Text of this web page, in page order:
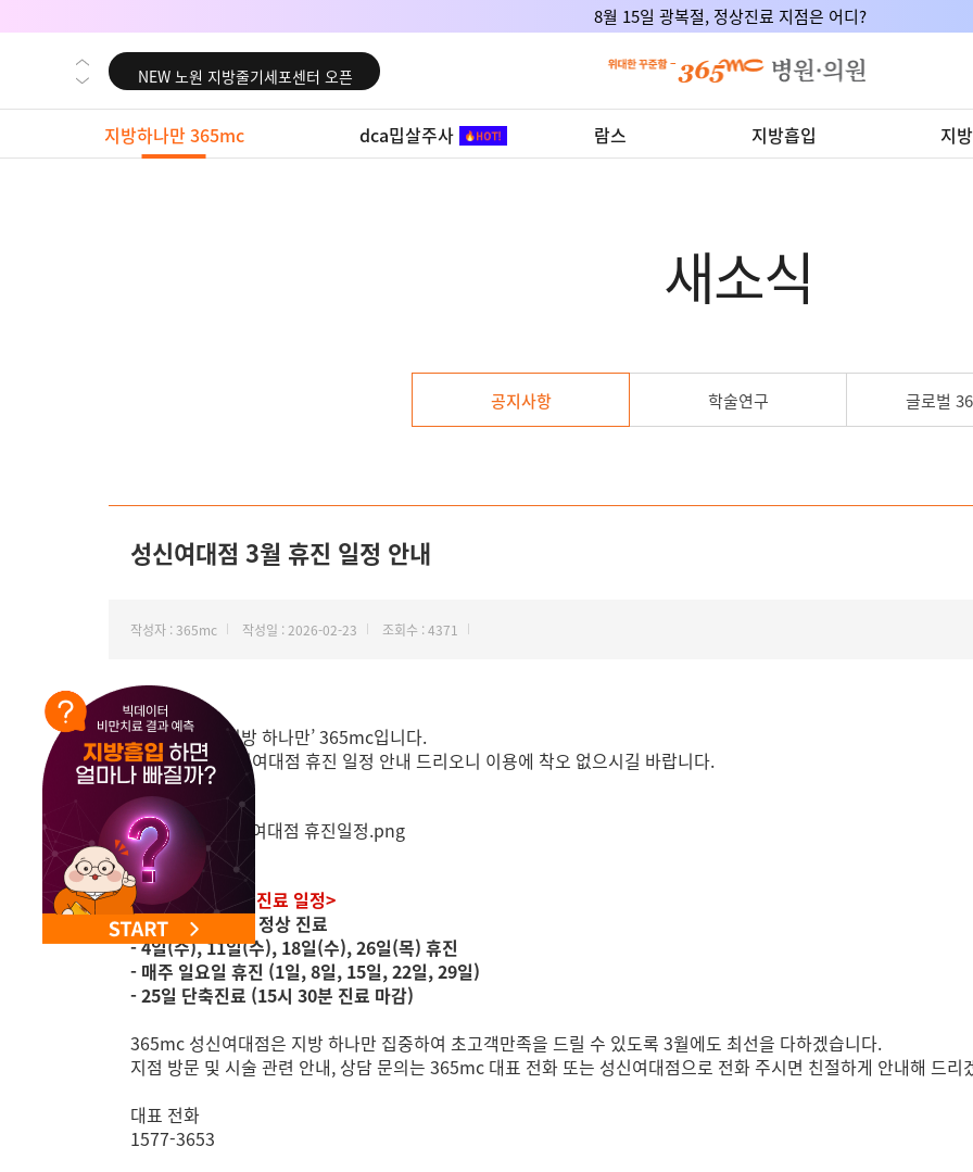
8월 15일 광복절, 정상진료 지점은 어디?
NEW 대전 지방줄기세포센터 오픈
NEW 노원 지방줄기세포센터 오픈
NEW 미국 LA점 오픈
NEW 부산 지방줄기세포센터 오픈
지방하나만 365mc dca밉살주사 람스 지방흡입 지
새소식
공지사항 학술연구 글로벌
성신여대점 3월 휴진 일정 안내
작성자 : 365mc 작성일 : 2026-02-23 조회수 : 4371
안녕하세요, ‘지방 하나만’ 365mc입니다.
3월 365mc 성신여대점 휴진 일정 안내 드리오니 이용에 착오 없으시길 바랍니다.
<성신여대점 3월 진료 일정>
- 대체 휴일 (2일) 정상 진료
- 4일(수), 11일(수), 18일(수), 26일(목) 휴진
- 매주 일요일 휴진 (1일, 8일, 15일, 22일, 29일)
- 25일 단축진료 (15시 30분 진료 마감)
365mc 성신여대점은 지방 하나만 집중하여 초고객만족을 드릴 수 있도록 3월에도 최선을 다하겠습니다.
지점 방문 및 시술 관련 안내, 상담 문의는 365mc 대표 전화 또는 성신여대점으로 전화 주시면 친절하게 안내해 드리
대표 전화
1577-3653